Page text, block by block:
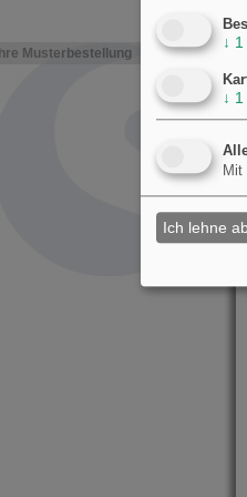
Ihre Musterbestellung
↓ 1
↓ 1
Mit
Ich lehne ab